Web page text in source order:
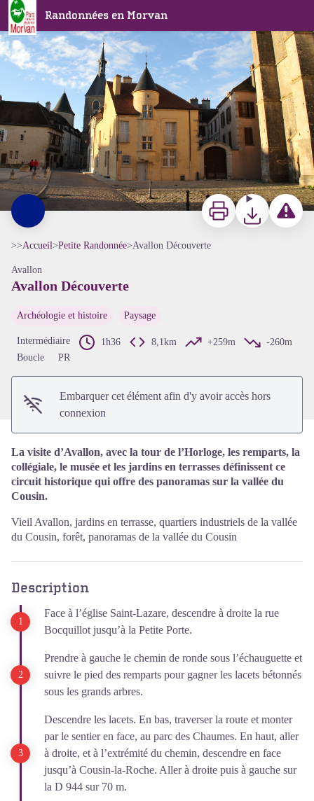
Randonnées en Morvan
Avallon Découverte
Avallon Quartier historique - Alain Millot Pnr Morvan
ImprimerTéléchargerSignaler
>>Accueil>Petite Randonnée>Avallon Découverte
Avallon
Avallon Découverte
Archéologie et histoire Paysage
Intermédiaire 1h36 8,1km +259m
-260m
Boucle
PR
Embarquer cet élément afin d'y avoir accès hors
connexion
La visite d’Avallon, avec la tour de l’Horloge, les remparts, la
collégiale, le musée et les jardins en terrasses définissent ce
circuit historique qui offre des panoramas sur la vallée du
Cousin.
Vieil Avallon, jardins en terrasse, quartiers industriels de la vallée
du Cousin, forêt, panoramas de la vallée du Cousin
Description
Face à l’église Saint-Lazare, descendre à droite la rue
Bocquillot jusqu’à la Petite Porte.
Prendre à gauche le chemin de ronde sous l’échauguette et
suivre le pied des remparts pour gagner les lacets bétonnés
sous les grands arbres.
Descendre les lacets. En bas, traverser la route et monter
par le sentier en face, au parc des Chaumes. En haut, aller
à droite, et à l’extrémité du chemin, descendre en face
jusqu’à Cousin-la-Roche. Aller à droite puis à gauche sur
la D 944 sur 70 m.